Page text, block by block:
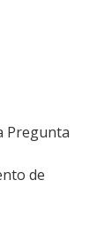
Pregunta
de